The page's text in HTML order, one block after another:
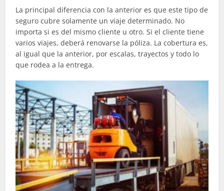
La principal diferencia con la anterior es que este tipo de
seguro cubre solamente un viaje determinado. No
importa si es del mismo cliente u otro. Si el cliente tiene
varios viajes, deberá renovarse la póliza. La cobertura es,
al igual que la anterior, por escalas, trayectos y todo lo
que rodea a la entrega.